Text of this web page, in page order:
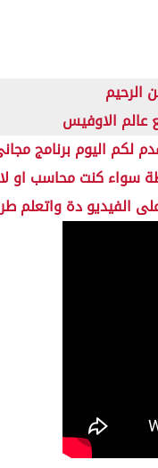
عالم الاوفيس
سواء كنت محاسب او
الفيديو دة واتعلم